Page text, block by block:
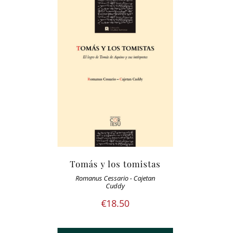
Tomás y los tomistas
Romanus Cessario - Cajetan
Cuddy
€18.50